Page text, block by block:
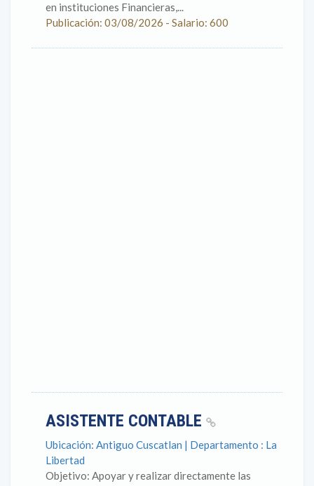
en instituciones Financieras,...
Publicación: 03/08/2026 - Salario: 600
ASISTENTE CONTABLE
Ubicación: Antiguo Cuscatlan | Departamento : La
Libertad
Objetivo: Apoyar y realizar directamente las